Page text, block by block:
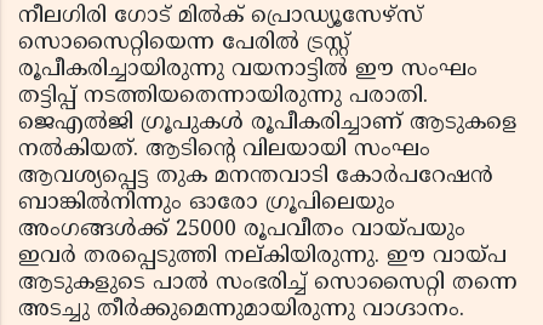
നീലഗിരി ഗോട് മില്‍ക് പ്രൊഡ്യൂസേഴ്‌സ്
സൊസൈറ്റിയെന്ന പേരില്‍ ട്രസ്റ്റ്
രൂപീകരിച്ചായിരുന്നു വയനാട്ടില്‍ ഈ സംഘം
തട്ടിപ്പ് നടത്തിയതെന്നായിരുന്നു പരാതി.
ജെഎല്‍ജി ഗ്രൂപുകള്‍ രൂപീകരിച്ചാണ് ആടുകളെ
നല്‍കിയത്. ആടിന്റെ വിലയായി സംഘം
ആവശ്യപ്പെട്ട തുക മനന്തവാടി കോര്‍പറേഷന്‍
ബാങ്കില്‍നിന്നും ഓരോ ഗ്രൂപിലെയും
അംഗങ്ങള്‍ക്ക് 25000 രൂപവീതം വായ്പയും
ഇവര്‍ തരപ്പെടുത്തി നല്കിയിരുന്നു. ഈ വായ്പ
ആടുകളുടെ പാല്‍ സംഭരിച്ച് സൊസൈറ്റി തന്നെ
അടച്ചു തീര്‍ക്കുമെന്നുമായിരുന്നു വാഗ്ദാനം.